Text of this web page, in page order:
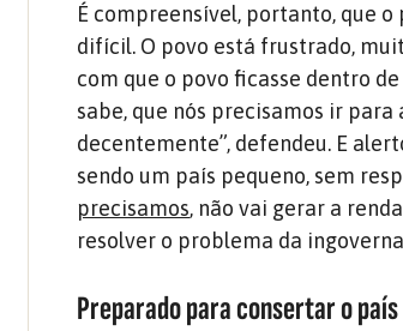
É compreensível, portanto, que o
difícil. O povo está frustrado,
com que o povo ficasse dentro
sabe, que nós precisamos ir
decentemente”, defendeu. E
sendo um país pequeno, sem
precisamos, não vai gerar a
resolver o problema da
Preparado para consertar o país